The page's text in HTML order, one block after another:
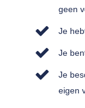
geen
Je
Je
Je
eigen